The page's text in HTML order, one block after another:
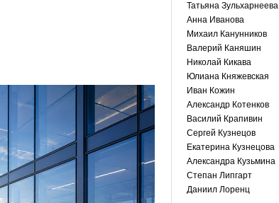
Татьяна Зульхарнеева
Анна Иванова
Михаил Канунников
Валерий Каняшин
Николай Кикава
Юлиана Княжевская
Иван Кожин
Александр Котенков
Василий Крапивин
Сергей Кузнецов
Екатерина Кузнецова
Александра Кузьмина
Степан Липгарт
Даниил Лоренц